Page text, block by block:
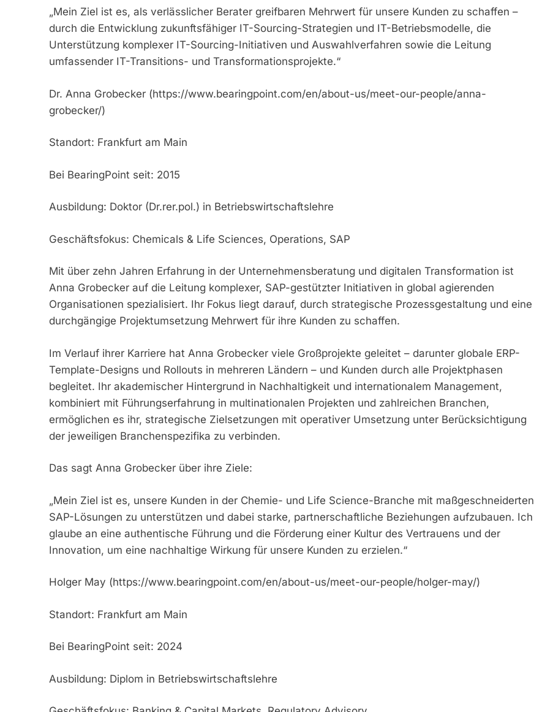
„Mein Ziel ist es, als verlässlicher Berater greifbaren Mehrwert für unsere Kunden zu schaffen –
durch die Entwicklung zukunftsfähiger IT-Sourcing-Strategien und IT-Betriebsmodelle, die
Unterstützung komplexer IT-Sourcing-Initiativen und Auswahlverfahren sowie die Leitung
umfassender IT-Transitions- und Transformationsprojekte.“
Dr. Anna Grobecker (https://www.bearingpoint.com/en/about-us/meet-our-people/anna-
grobecker/)
Standort: Frankfurt am Main
Bei BearingPoint seit: 2015
Ausbildung: Doktor (Dr.rer.pol.) in Betriebswirtschaftslehre
Geschäftsfokus: Chemicals & Life Sciences, Operations, SAP
Mit über zehn Jahren Erfahrung in der Unternehmensberatung und digitalen Transformation ist
Anna Grobecker auf die Leitung komplexer, SAP-gestützter Initiativen in global agierenden
Organisationen spezialisiert. Ihr Fokus liegt darauf, durch strategische Prozessgestaltung und eine
durchgängige Projektumsetzung Mehrwert für ihre Kunden zu schaffen.
Im Verlauf ihrer Karriere hat Anna Grobecker viele Großprojekte geleitet – darunter globale ERP-
Template-Designs und Rollouts in mehreren Ländern – und Kunden durch alle Projektphasen
begleitet. Ihr akademischer Hintergrund in Nachhaltigkeit und internationalem Management,
kombiniert mit Führungserfahrung in multinationalen Projekten und zahlreichen Branchen,
ermöglichen es ihr, strategische Zielsetzungen mit operativer Umsetzung unter Berücksichtigung
der jeweiligen Branchenspezifika zu verbinden.
Das sagt Anna Grobecker über ihre Ziele:
„Mein Ziel ist es, unsere Kunden in der Chemie- und Life Science-Branche mit maßgeschneiderten
SAP-Lösungen zu unterstützen und dabei starke, partnerschaftliche Beziehungen aufzubauen. Ich
glaube an eine authentische Führung und die Förderung einer Kultur des Vertrauens und der
Innovation, um eine nachhaltige Wirkung für unsere Kunden zu erzielen.“
Holger May (https://www.bearingpoint.com/en/about-us/meet-our-people/holger-may/)
Standort: Frankfurt am Main
Bei BearingPoint seit: 2024
Ausbildung: Diplom in Betriebswirtschaftslehre